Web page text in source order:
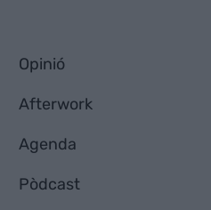
Opinió
Afterwork
Agenda
Pòdcast